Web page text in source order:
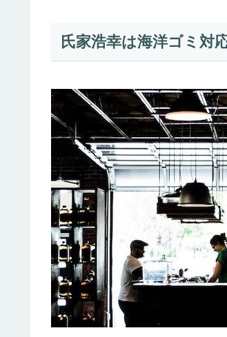
氏家浩幸は海洋ゴミ対